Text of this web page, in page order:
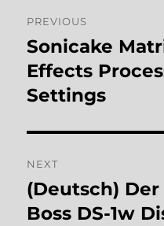
navigation
PREVIOUS
Previous
post:
Sonicake
Effects
Settings
NEXT
Next
post:
(Deutsch) Der
Boss DS-1w